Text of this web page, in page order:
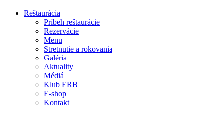
Reštaurácia
Príbeh reštaurácie
Rezervácie
Menu
Stretnutie a rokovania
Galéria
Aktuality
Médiá
Klub ERB
E-shop
Kontakt